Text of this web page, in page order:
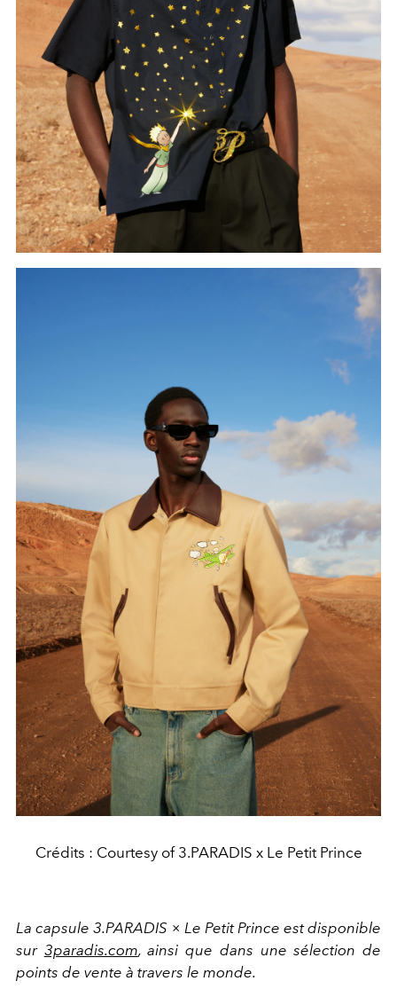
Crédits : Courtesy of 3.PARADIS x Le Petit Prince
La capsule 3.PARADIS × Le Petit Prince est disponible
sur 3paradis.com, ainsi que dans une sélection de
points de vente à travers le monde.